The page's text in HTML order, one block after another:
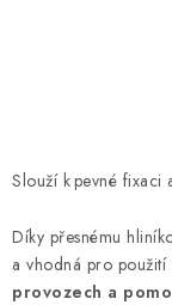
KLÍČOVÉ
S - HÁČKY
Slouží k pevné fixaci
Díky přesnému
a vhodná pro použití
provozech a